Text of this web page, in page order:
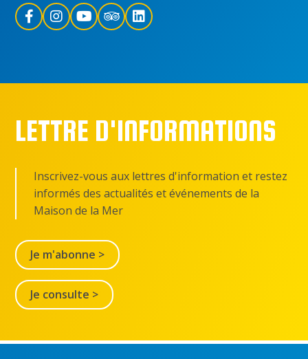
LETTRE D'INFORMATIONS
Inscrivez-vous aux lettres d'information et restez
informés des actualités et événements de la
Maison de la Mer
Je m'abonne >
Je consulte >